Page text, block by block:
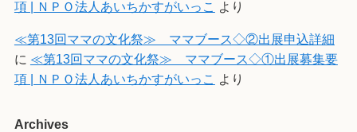
項 | ＮＰＯ法人あいちかすがいっこ より
≪第13回ママの文化祭≫ ママブース◇②出展申込詳細
に ≪第13回ママの文化祭≫ ママブース◇①出展募集要
項 | ＮＰＯ法人あいちかすがいっこ より
Archives